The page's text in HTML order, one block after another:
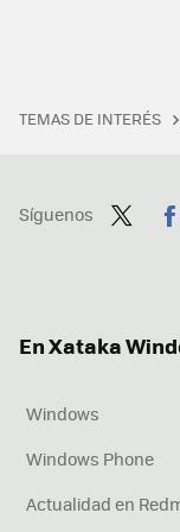
TEMAS DE INTERÉS
Síguenos
En Xataka
Windows
Windows Phone
Actualidad en